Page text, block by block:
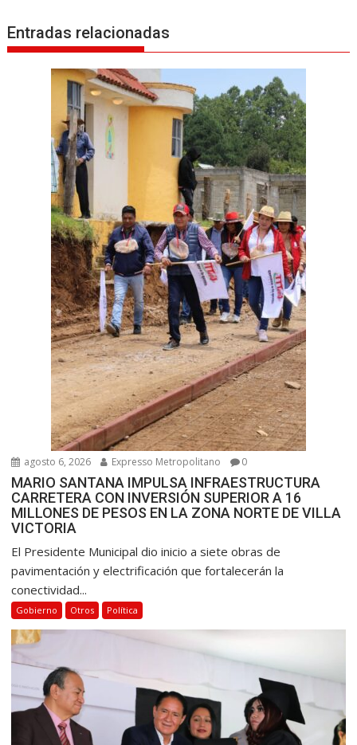
c
Entradas relacionadas
agosto 6, 2026 Expresso Metropolitano 0
MARIO SANTANA IMPULSA INFRAESTRUCTURA
CARRETERA CON INVERSIÓN SUPERIOR A 16
MILLONES DE PESOS EN LA ZONA NORTE DE VILLA
VICTORIA
El Presidente Municipal dio inicio a siete obras de
pavimentación y electrificación que fortalecerán la
conectividad...
Gobierno Otros Política